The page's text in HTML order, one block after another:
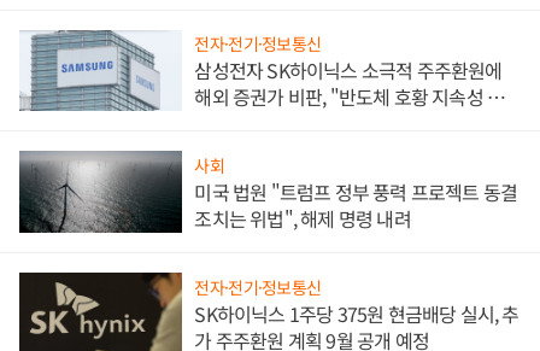
전자·전기·정보통신
삼성전자 SK하이닉스 소극적 주주환원에
해외 증권가 비판, "반도체 호황 지속성 의
사회
미국 법원 "트럼프 정부 풍력 프로젝트 동결
조치는 위법", 해제 명령 내려
전자·전기·정보통신
SK하이닉스 1주당 375원 현금배당 실시, 추
가 주주환원 계획 9월 공개 예정